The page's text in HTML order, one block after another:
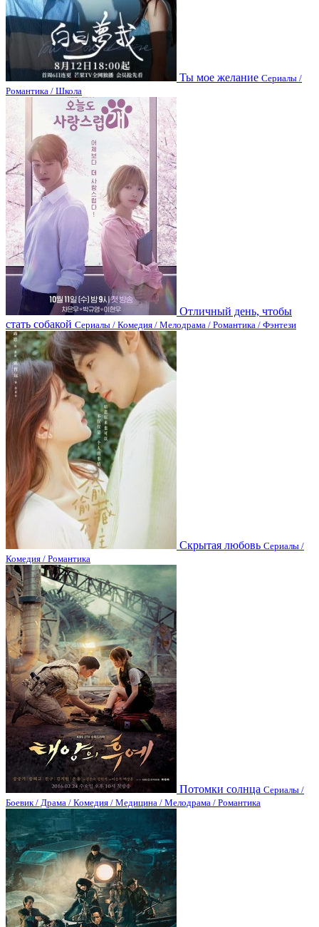
Ты мое желание Сериалы /
Романтика / Школа
Отличный день, чтобы
стать собакой Сериалы / Комедия / Мелодрама / Романтика / Фэнтези
Скрытая любовь Сериалы /
Комедия / Романтика
Потомки солнца Сериалы /
Боевик / Драма / Комедия / Медицина / Мелодрама / Романтика